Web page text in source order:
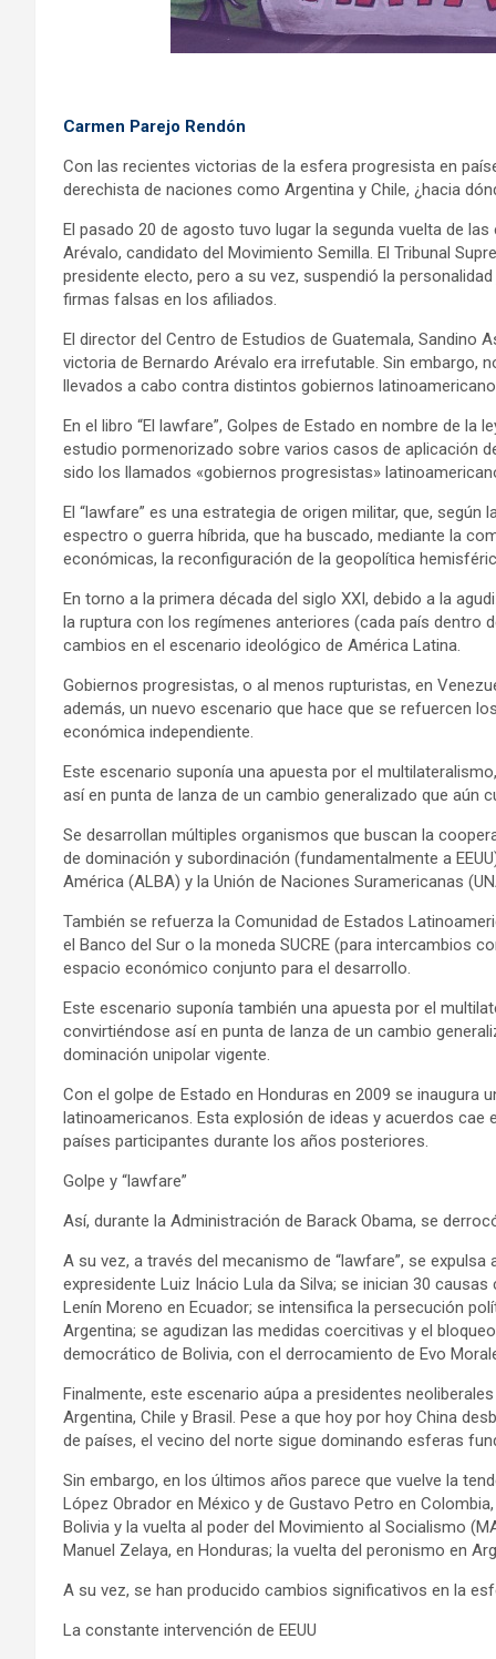
Carmen Parejo Rendón
Con las recientes victorias de la esfera progresista en
derechista de naciones como Argentina y Chile, ¿hacia
El pasado 20 de agosto tuvo lugar la segunda vuelta de
Arévalo, candidato del Movimiento Semilla. El Tribunal
presidente electo, pero a su vez, suspendió la
firmas falsas en los afiliados.
El director del Centro de Estudios de Guatemala, Sandino
victoria de Bernardo Arévalo era irrefutable. Sin embargo,
llevados a cabo contra distintos gobiernos
En el libro “El lawfare”, Golpes de Estado en nombre de la
estudio pormenorizado sobre varios casos de aplicación
sido los llamados «gobiernos progresistas»
El “lawfare” es una estrategia de origen militar, que,
espectro o guerra híbrida, que ha buscado, mediante la
económicas, la reconfiguración de la geopolítica
En torno a la primera década del siglo XXI, debido a la
la ruptura con los regímenes anteriores (cada país dentro
cambios en el escenario ideológico de América Latina.
Gobiernos progresistas, o al menos rupturistas, en
además, un nuevo escenario que hace que se refuercen
económica independiente.
Este escenario suponía una apuesta por el
así en punta de lanza de un cambio generalizado que aún
Se desarrollan múltiples organismos que buscan la
de dominación y subordinación (fundamentalmente a
América (ALBA) y la Unión de Naciones Suramericanas
También se refuerza la Comunidad de Estados
el Banco del Sur o la moneda SUCRE (para intercambios
espacio económico conjunto para el desarrollo.
Este escenario suponía también una apuesta por el
convirtiéndose así en punta de lanza de un cambio
dominación unipolar vigente.
Con el golpe de Estado en Honduras en 2009 se inaugura
latinoamericanos. Esta explosión de ideas y acuerdos
países participantes durante los años posteriores.
Golpe y “lawfare”
Así, durante la Administración de Barack Obama, se
A su vez, a través del mecanismo de “lawfare”, se
expresidente Luiz Inácio Lula da Silva; se inician 30
Lenín Moreno en Ecuador; se intensifica la persecución
Argentina; se agudizan las medidas coercitivas y el
democrático de Bolivia, con el derrocamiento de Evo
Finalmente, este escenario aúpa a presidentes
Argentina, Chile y Brasil. Pese a que hoy por hoy China
de países, el vecino del norte sigue dominando esferas
Sin embargo, en los últimos años parece que vuelve la
López Obrador en México y de Gustavo Petro en
Bolivia y la vuelta al poder del Movimiento al Socialismo
Manuel Zelaya, en Honduras; la vuelta del peronismo en
A su vez, se han producido cambios significativos en la
La constante intervención de EEUU